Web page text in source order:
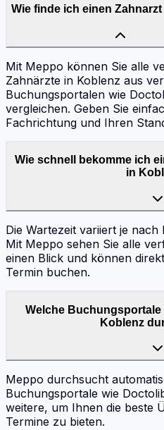
Wie finde ich einen
Mit Meppo können Sie alle
Zahnärzte in Koblenz aus
Buchungsportalen wie
vergleichen. Geben Sie
Fachrichtung und Ihren
Wie schnell bekomme ich
in
Die Wartezeit variiert je
Mit Meppo sehen Sie alle
einen Blick und können
Termin buchen.
Welche Buchungsportale
Koblenz
Meppo durchsucht
Buchungsportale wie
weitere, um Ihnen die beste
Termine zu bieten.